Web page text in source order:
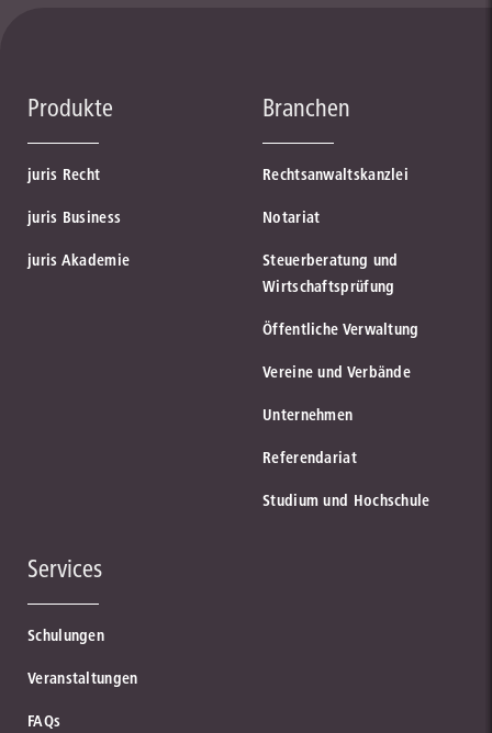
Produkte
juris Recht
juris Business
juris Akademie
Branchen
Rechtsanwaltskanzlei
Notariat
Steuerberatung und
Wirtschaftsprüfung
Öffentliche Verwaltung
Vereine und Verbände
Unternehmen
Referendariat
Studium und Hochschule
Services
Schulungen
Veranstaltungen
FAQs